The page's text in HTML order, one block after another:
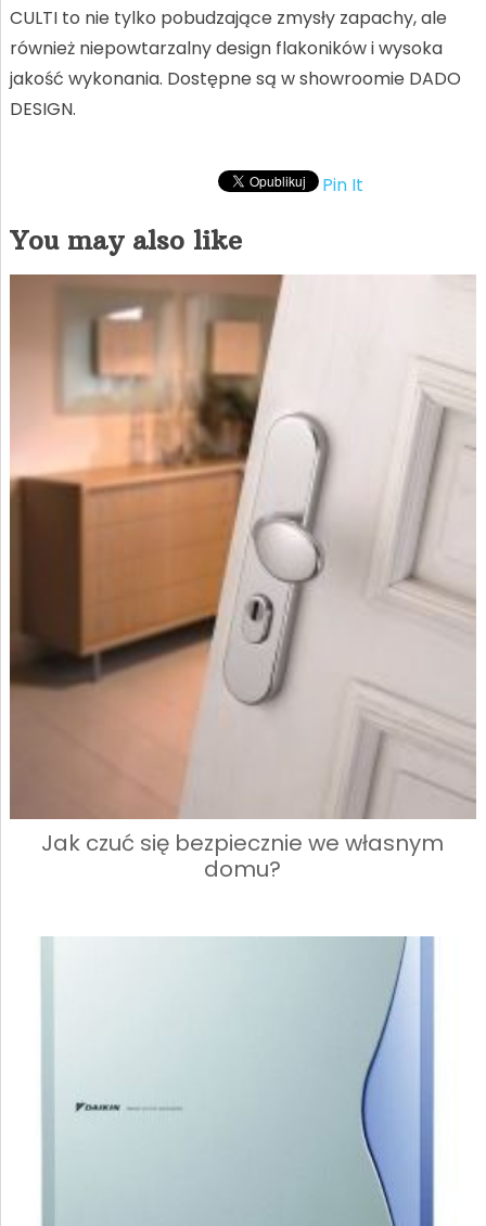
CULTI to nie tylko pobudzające zmysły zapachy, ale
również niepowtarzalny design flakoników i wysoka
jakość wykonania. Dostępne są w showroomie DADO
DESIGN.
Pin It
You may also like
Jak czuć się bezpiecznie we własnym
domu?